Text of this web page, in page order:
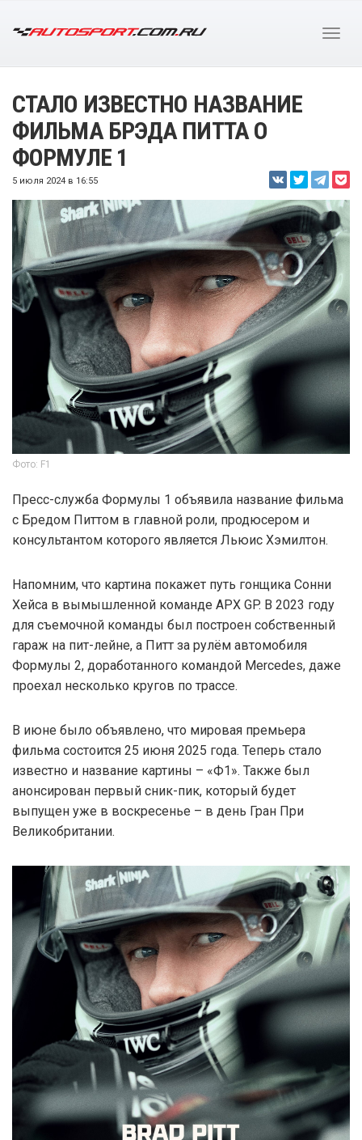
СТАЛО ИЗВЕСТНО НАЗВАНИЕ
ФИЛЬМА БРЭДА ПИТТА О
ФОРМУЛЕ 1
5 июля 2024 в 16:55
Фото: F1
Пресс-служба Формулы 1 объявила название фильма
с Бредом Питтом в главной роли, продюсером и
консультантом которого является Льюис Хэмилтон.
Напомним, что картина покажет путь гонщика Сонни
Хейса в вымышленной команде APX GP. В 2023 году
для съемочной команды был построен собственный
гараж на пит-лейне, а Питт за рулём автомобиля
Формулы 2, доработанного командой Mercedes, даже
проехал несколько кругов по трассе.
В июне было объявлено, что мировая премьера
фильма состоится 25 июня 2025 года. Теперь стало
известно и название картины – «Ф1». Также был
анонсирован первый сник-пик, который будет
выпущен уже в воскресенье – в день Гран При
Великобритании.